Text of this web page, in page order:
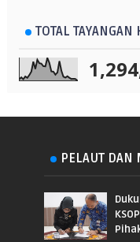
TOTAL
PELAUT DAN